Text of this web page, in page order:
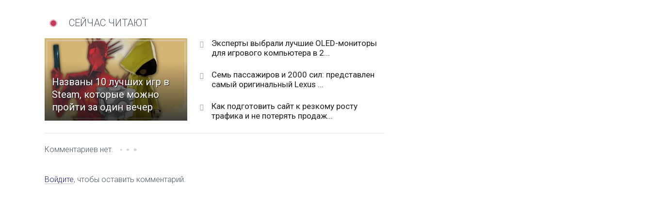
СЕЙЧАС ЧИТАЮТ
Названы 10 лучших игр в
Steam, которые можно
пройти за один вечер
Эксперты выбрали лучшие OLED-мониторы
для игрового компьютера в 2...
Семь пассажиров и 2000 сил: представлен
самый оригинальный Lexus ...
Как подготовить сайт к резкому росту
трафика и не потерять продаж...
Комментариев нет.
Войдите, чтобы оставить комментарий.